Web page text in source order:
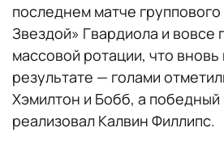
последнем матче
Звездой» Гвардиола и вовсе
массовой ротации, что вновь
результате — голами
Хэмилтон и Бобб, а победный
реализовал Калвин Филлипс.